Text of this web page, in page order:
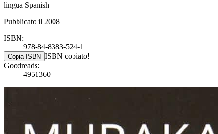
lingua Spanish
Pubblicato il 2008
ISBN:
978-84-8383-524-1
Copia ISBN ISBN copiato!
Goodreads:
4951360